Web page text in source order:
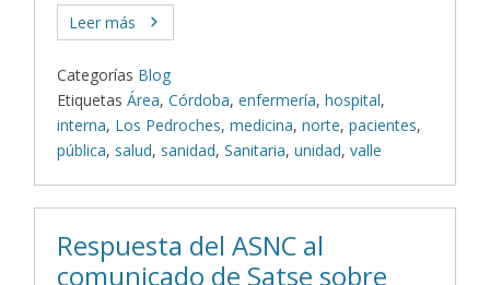
Leer más
Categorías Blog
Etiquetas Área,Córdoba,enfermería,hospital,
interna, Los Pedroches,medicina,norte,pacientes,
pública, salud, sanidad,Sanitaria,unidad,valle
Respuesta del ASNC al
comunicado de Satse sobre